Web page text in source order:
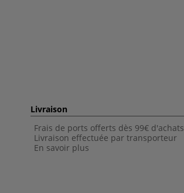
Livraison
Frais de ports offerts dès 99€ d'achats
Livraison effectuée par transporteur
En savoir plus